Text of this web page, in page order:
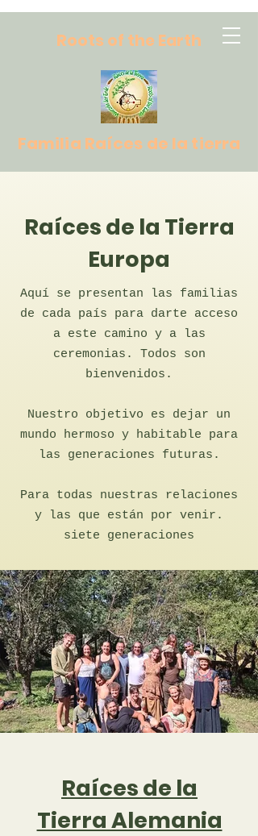
Roots of the Earth
Familia Raíces de la tierra
Raíces de la Tierra
Europa
Aquí se presentan las familias
de cada país para darte acceso
a este camino y a las
ceremonias. Todos son
bienvenidos.
Nuestro objetivo es dejar un
mundo hermoso y habitable para
las generaciones futuras.
Para todas nuestras relaciones
y las que están por venir.
siete generaciones
Raíces de la
Tierra Alemania